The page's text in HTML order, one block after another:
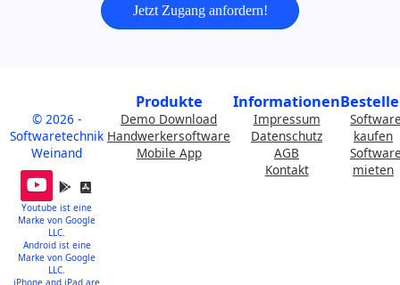
Jetzt Zugang anfordern!
Produkte Informationen
© 2026 -
Softwaretechnik
Weinand
Youtube ist eine
Marke von Google
LLC.
Android ist eine
Marke von Google
LLC.
iPhone and iPad are
Demo Download
Handwerkersoftware
Mobile App
Impressum
Datenschutz
AGB
Kontakt
kaufen
mieten